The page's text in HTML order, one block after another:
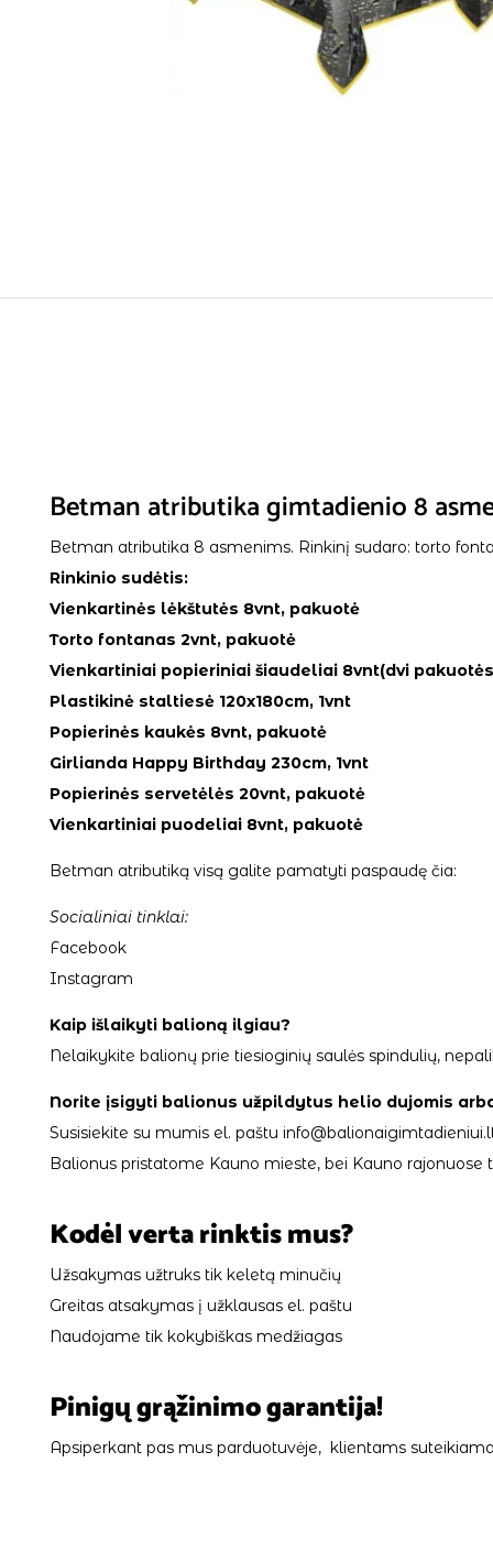
Betman atributika gimtadienio 8
Betman atributika 8 asmenims. Rinkinį sudaro: torto
Rinkinio sudėtis:
Vienkartinės lėkštutės 8vnt, pakuotė
Torto fontanas 2vnt, pakuotė
Vienkartiniai popieriniai šiaudeliai 8vnt(dvi
Plastikinė staltiesė 120x180cm, 1vnt
Popierinės kaukės 8vnt, pakuotė
Girlianda Happy Birthday 230cm, 1vnt
Popierinės servetėlės 20vnt, pakuotė
Vienkartiniai puodeliai 8vnt, pakuotė
Betman atributiką visą galite pamatyti paspaudę čia:
Socialiniai tinklai:
Facebook
Instagram
Kaip išlaikyti balioną ilgiau?
Nelaikykite balionų prie tiesioginių saulės spindulių,
Norite įsigyti balionus užpildytus helio dujomis
Susisiekite su mumis el. paštu
Balionus pristatome Kauno mieste, bei Kauno rajonuose
Kodėl verta rinktis mus?
Užsakymas užtruks tik keletą minučių
Greitas atsakymas į užklausas el. paštu
Naudojame tik kokybiškas medžiagas
Pinigų grąžinimo garantija!
Apsiperkant pas mus parduotuvėje, klientams